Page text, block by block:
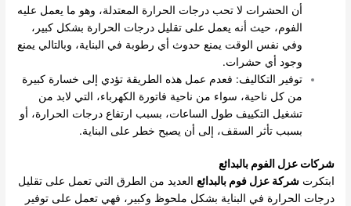
أن الحشرات لا تحب درجات الحرارة المعتدلة، وهو ما يعمل عليه
الفوم، حيث أنه يعمل على تقليل درجات الحرارة بشكل كبير،
وفي نفس الوقت يمنع حدوث أي رطوبة في البناية، وبالتالي يمنع
وجود أي حشرات.
توفير التكاليف: فعدم عمل هذه الطريقة تؤدي إلى خسارة كبيرة
من كل ناحية، سواء من ناحية فاتورة الكهرباء، التي لابد من
تشغيل التكييف طول الساعات، بسبب ارتفاع درجات الحرارة، أو
بسبب تأثر السقف، إلى أن يصبح خطر على البناية.
شركات عزل الفوم بالبدائع
ابتكرتشركة عزل فوم بالبدائع العديد من الطرق التي تعمل على تقليل
درجات الحرارة في البناية بشكل ملحوظ وكبير، فهي تعمل على توفير